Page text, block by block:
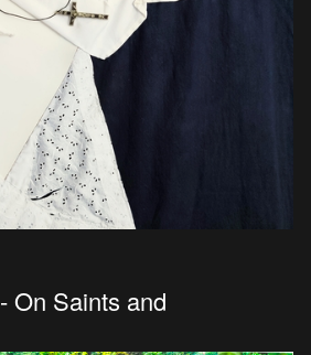
On Saints and